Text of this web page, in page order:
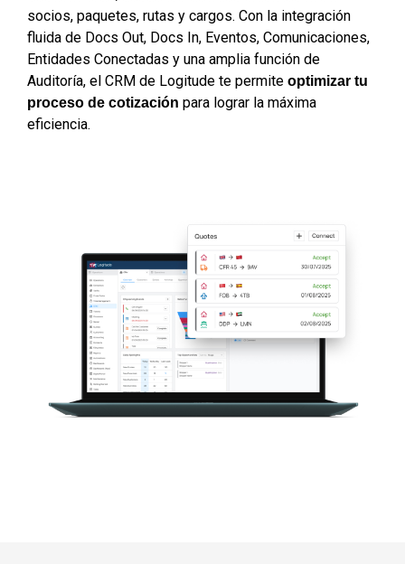
socios, paquetes, rutas y cargos. Con la integración
fluida de Docs Out, Docs In, Eventos, Comunicaciones,
Entidades Conectadas y una amplia función de
Auditoría, el CRM de Logitude te permite optimizar tu
proceso de cotización para lograr la máxima
eficiencia.